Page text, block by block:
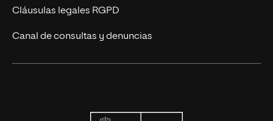
Cláusulas legales RGPD
Canal de consultas y denuncias